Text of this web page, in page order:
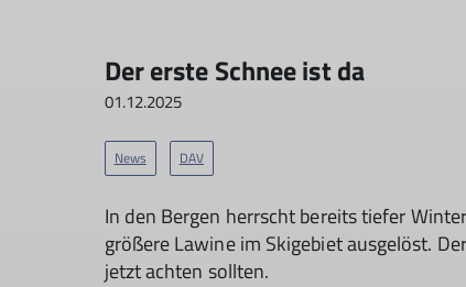
Der erste Schnee ist da
01.12.2025
News DAV
In den Bergen herrscht bereits tiefer
größere Lawine im Skigebiet ausgelöst.
jetzt achten sollten.